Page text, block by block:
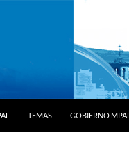
TEMAS GOBIERNO MPAL